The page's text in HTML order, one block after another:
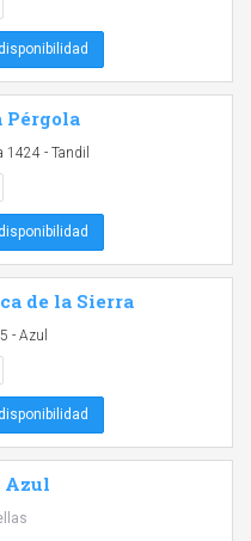
Pérgola
1424 - Tandil
de la Sierra
- Azul
Azul